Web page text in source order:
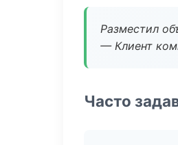
Разместил
— Клиент
Часто